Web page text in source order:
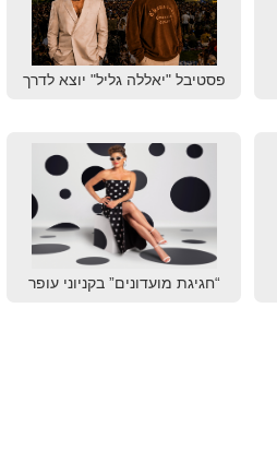
פסטיבל "יאללה גליל" יוצא לדרך
“חגיגת מועדונים” בקניוני עופר